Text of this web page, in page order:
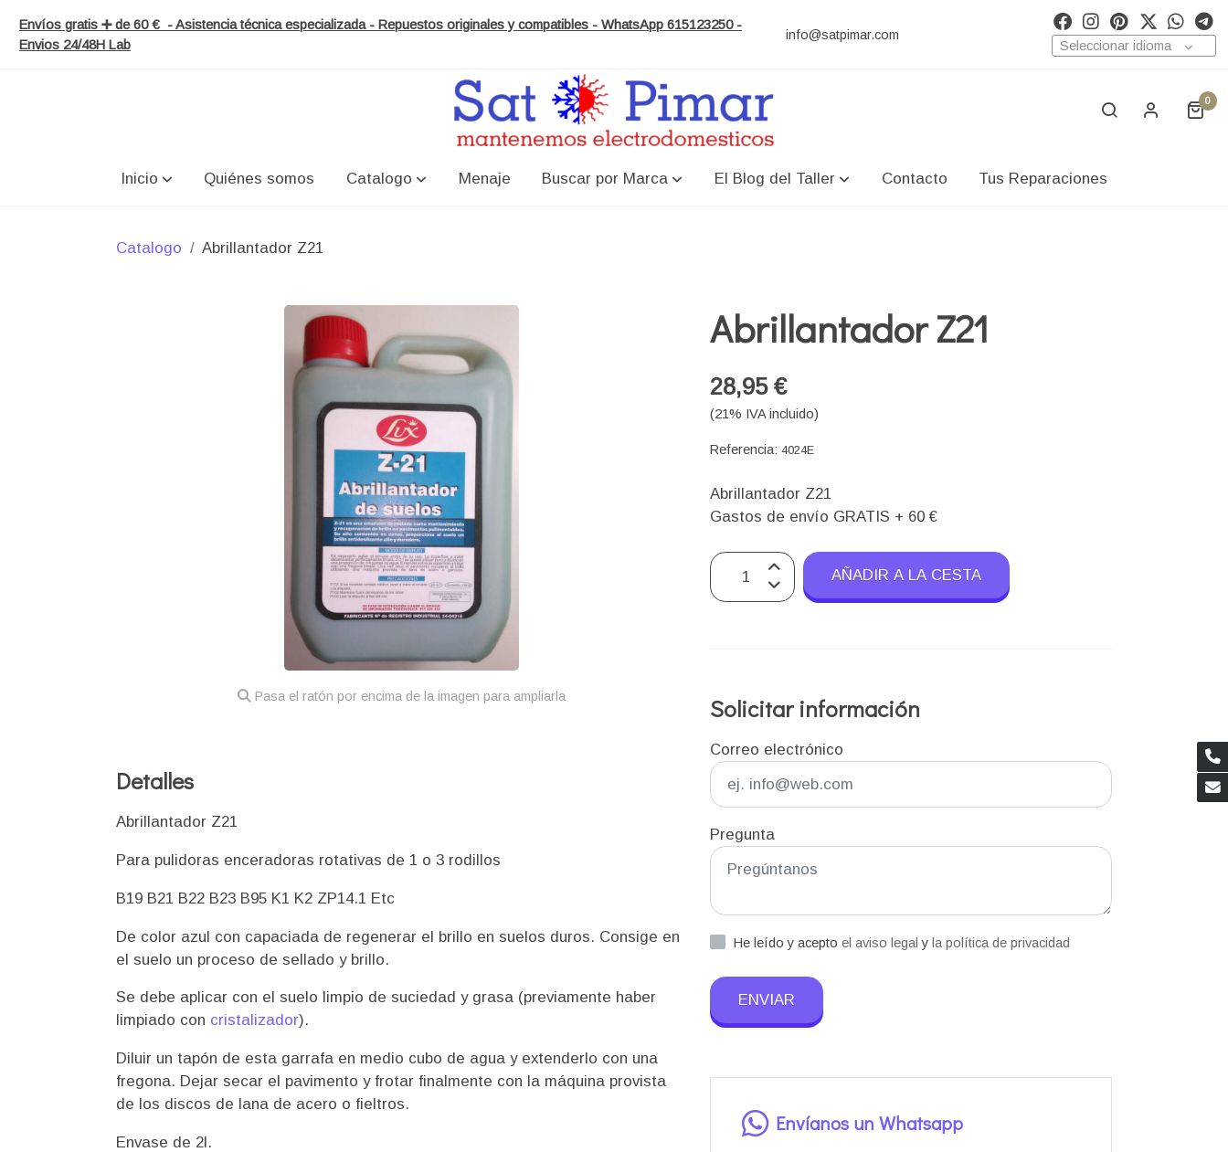
Envíos gratis ➕ de 60 € - Asistencia técnica especializada - Repuestos originales y compatibles - WhatsApp 615123250 -
Envios 24/48H Lab
info@satpimar.com
Seleccionar idioma
0
Inicio Quiénes somos Catalogo Menaje Buscar por Marca El Blog del Taller Contacto Tus Reparaciones
Catalogo Abrillantador Z21
Pasa el ratón por encima de la imagen para ampliarla
Detalles
Abrillantador Z21
Para pulidoras enceradoras rotativas de 1 o 3 rodillos
B19 B21 B22 B23 B95 K1 K2 ZP14.1 Etc
De color azul con capaciada de regenerar el brillo en suelos duros. Consige en
el suelo un proceso de sellado y brillo.
Se debe aplicar con el suelo limpio de suciedad y grasa (previamente haber
limpiado con cristalizador).
Diluir un tapón de esta garrafa en medio cubo de agua y extenderlo con una
fregona. Dejar secar el pavimento y frotar finalmente con la máquina provista
de los discos de lana de acero o fieltros.
Envase de 2l.
Abrillantador Z21
28,95 €
(21% IVA incluido)
Referencia:4024E
Abrillantador Z21
Gastos de envío GRATIS + 60 €
AÑADIR A LA CESTA
Solicitar información
Correo electrónico
Pregunta
He leído y acepto el aviso legaly la política de privacidad
ENVIAR
Envíanos un Whatsapp